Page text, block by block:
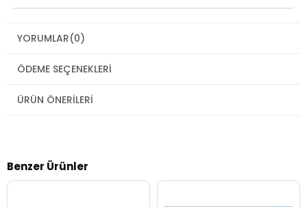
YORUMLAR(0)
ÖDEME SEÇENEKLERI
ÜRÜN ÖNERILERI
Benzer Ürünler